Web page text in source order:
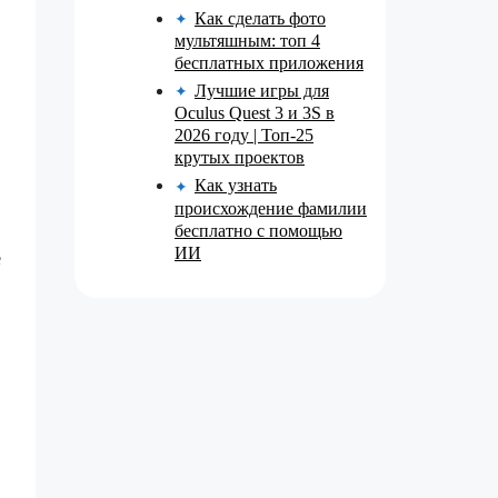
✦ Как сделать фото
мультяшным: топ 4
бесплатных приложения
✦ Лучшие игры для
Oculus Quest 3 и 3S в
2026 году | Топ-25
крутых проектов
✦ Как узнать
происхождение фамилии
бесплатно с помощью
ИИ